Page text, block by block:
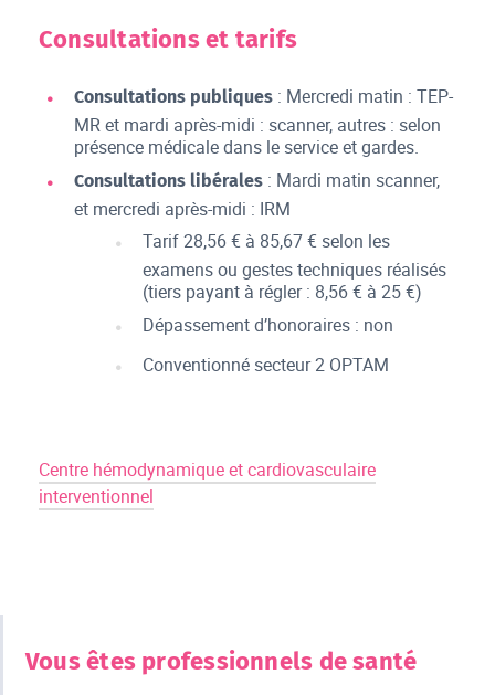
Consultations et tarifs
Consultations publiques : Mercredi matin : TEP-
MR et mardi après-midi : scanner, autres : selon
présence médicale dans le service et gardes.
Consultations libérales : Mardi matin scanner,
et mercredi après-midi : IRM
Tarif 28,56 € à 85,67 € selon les
examens ou gestes techniques réalisés
(tiers payant à régler : 8,56 € à 25 €)
Dépassement d’honoraires : non
Conventionné secteur 2 OPTAM
Centre hémodynamique et cardiovasculaire
interventionnel
Vous êtes professionnels de santé